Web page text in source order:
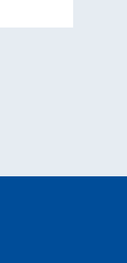
di tutela dei diritti umani
al Portoghese